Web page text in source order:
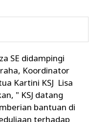
SE didampingi
Koordinator
Kartini KSJ Lisa
" KSJ datang
bantuan di
terhadap